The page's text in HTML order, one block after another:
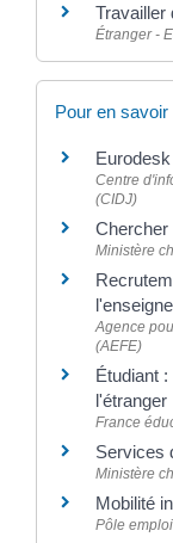
Travailler
Étranger -
Pour en savoir
Eurodesk
Centre
(CIDJ)
Chercher
Ministère
Agence
(AEFE)
Étudiant
l'étranger
France
Services
Ministère
Mobilité
Pôle